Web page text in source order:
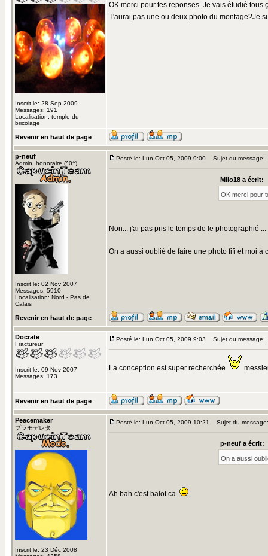
Inscrit le: 28 Sep 2009
Messages: 191
Localisation: temple du
bricolage
OK merci pour tes reponses. Je vais étudié tous
T'aurai pas une ou deux photo du montage?Je
Revenir en haut de page
p-neuf
Admin. honoraire (^0^)
Inscrit le: 02 Nov 2007
Messages: 5910
Localisation: Nord - Pas de
Calais
Posté le: Lun Oct 05, 2009 9:00 Sujet du message:
Milo18 a écrit:
OK merci pour
Non... j'ai pas pris le temps de le photographié
On a aussi oublié de faire une photo fifi et moi à
Revenir en haut de page
Docrate
Fractureur
Inscrit le: 09 Nov 2007
Messages: 173
Posté le: Lun Oct 05, 2009 9:03 Sujet du message:
La conception est super recherchée
Revenir en haut de page
Peacemaker
プラモデレタ
Inscrit le: 23 Déc 2008
Posté le: Lun Oct 05, 2009 10:21 Sujet du message:
p-neuf a écrit:
On a aussi
Ah bah c'est balot ca.